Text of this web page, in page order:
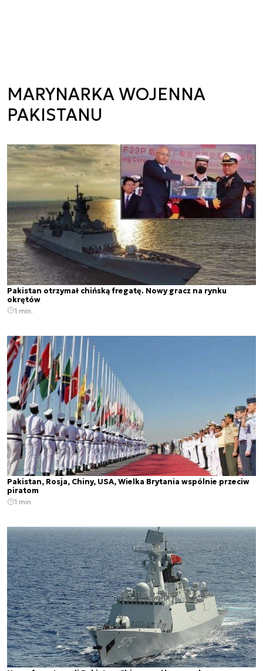
MARYNARKA WOJENNA
PAKISTANU
Pakistan otrzymał chińską fregatę. Nowy gracz na rynku
okrętów
1 min.
Pakistan, Rosja, Chiny, USA, Wielka Brytania wspólnie przeciw
piratom
1 min.